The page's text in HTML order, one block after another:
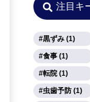
注目キ
黒ずみ (1)
食事 (1)
転院 (1)
虫歯予防 (1)